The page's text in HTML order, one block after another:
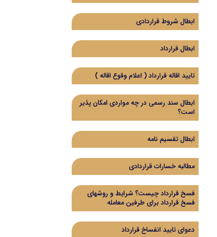
ابطال شروط قراردادی
ابطال قرارداد
تایید اقاله قرارداد ( اعلام وقوع اقاله )
ابطال سند رسمی در چه مواردی امکان پذیر
است؟
ابطال تقسیم نامه
مطالبه خسارات قراردادی
فسخ قرارداد چیست؟ شرایط و روشهای
فسخ قرارداد برای طرفین معامله
دعوای تایید انفساخ قرارداد